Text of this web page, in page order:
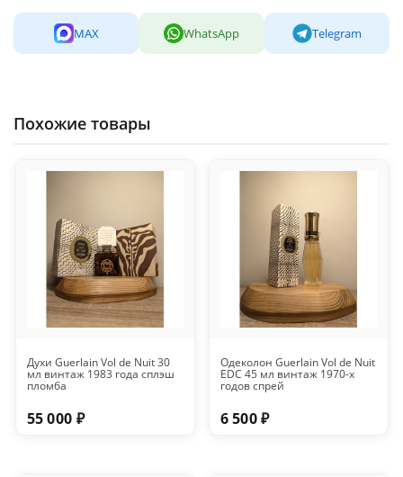
MAX WhatsApp Telegram
Похожие товары
Духи Guerlain Vol de Nuit 30
мл винтаж 1983 года сплэш
пломба
55 000 ₽
Одеколон Guerlain Vol de Nuit
EDC 45 мл винтаж 1970-х
годов спрей
6 500 ₽